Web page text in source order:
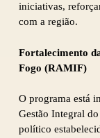
iniciativas,
com a região.
Fortalecimento
Fogo (RAMIF)
O programa está
Gestão Integral
político